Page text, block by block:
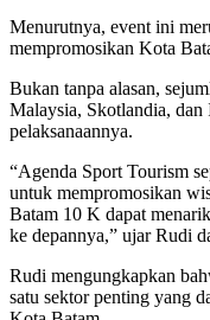
Menurutnya, event ini
mempromosikan Kota
Bukan tanpa alasan,
Malaysia, Skotlandia, dan
pelaksanaannya.
“Agenda Sport Tourism
untuk mempromosikan
Batam 10 K dapat
ke depannya,” ujar Rudi
Rudi mengungkapkan
satu sektor penting yang